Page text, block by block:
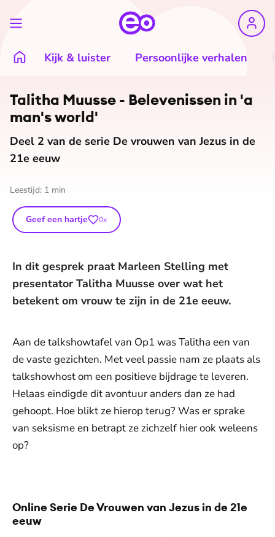
Kijk & luister Persoonlijke verhalen
Talitha Muusse - Belevenissen in 'a
man's world'
Deel 2 van de serie De vrouwen van Jezus in de
21e eeuw
Leestijd: 1 min
Geef een hartje 0x
In dit gesprek praat Marleen Stelling met
presentator Talitha Muusse over wat het
betekent om vrouw te zijn in de 21e eeuw.
Aan de talkshowtafel van Op1 was Talitha een van
de vaste gezichten. Met veel passie nam ze plaats als
talkshowhost om een positieve bijdrage te leveren.
Helaas eindigde dit avontuur anders dan ze had
gehoopt. Hoe blikt ze hierop terug? Was er sprake
van seksisme en betrapt ze zichzelf hier ook weleens
op?
Online Serie De Vrouwen van Jezus in de 21e
eeuw